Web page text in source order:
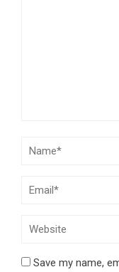
Save my name,